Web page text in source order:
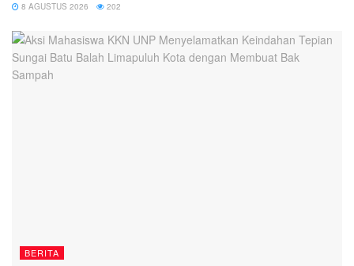
8 AGUSTUS 2026 202
BERITA